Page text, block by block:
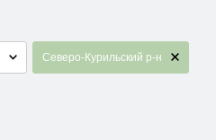
Северо-Курильский р-н